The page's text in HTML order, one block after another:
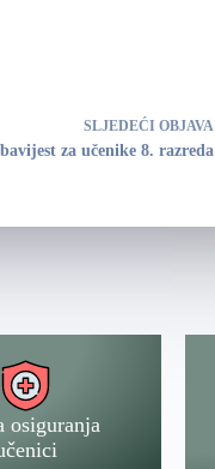
SLJEDEĆI OBJAVA
za učenike 8. razreda
osiguranja